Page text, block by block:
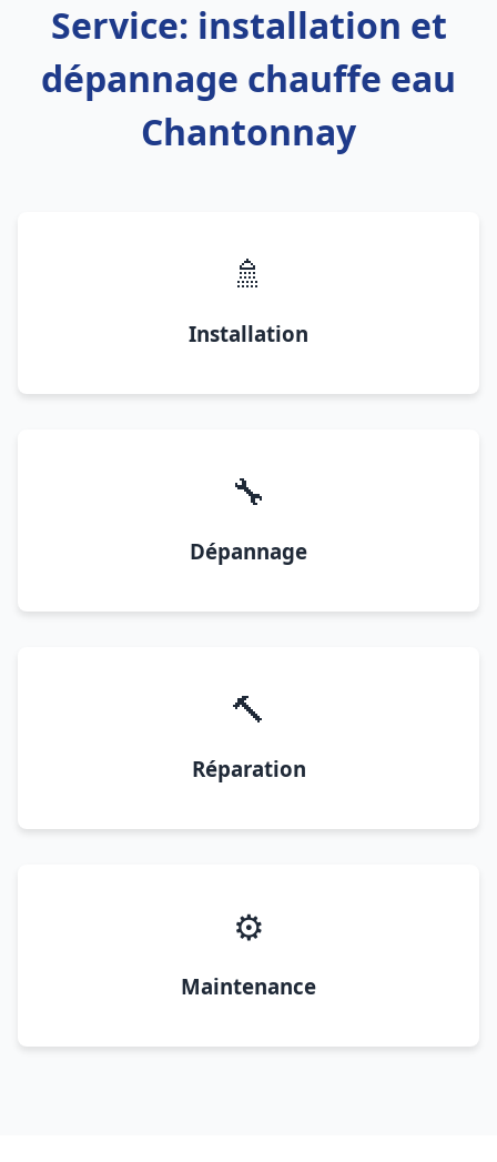
Service: installation et
dépannage chauffe eau
Chantonnay
🚿
Installation
🔧
Dépannage
🔨
Réparation
⚙️
Maintenance